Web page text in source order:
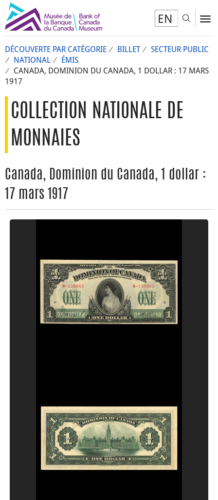
EN
DÉCOUVERTE PAR CATÉGORIE BILLET
SECTEUR PUBLIC
NATIONAL
ÉMIS
CANADA, DOMINION DU CANADA, 1 DOLLAR : 17 MARS
1917
COLLECTION NATIONALE DE
MONNAIES
Canada, Dominion du Canada, 1 dollar :
17 mars 1917